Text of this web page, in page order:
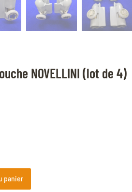
NOVELLINI (lot de 4)
panier